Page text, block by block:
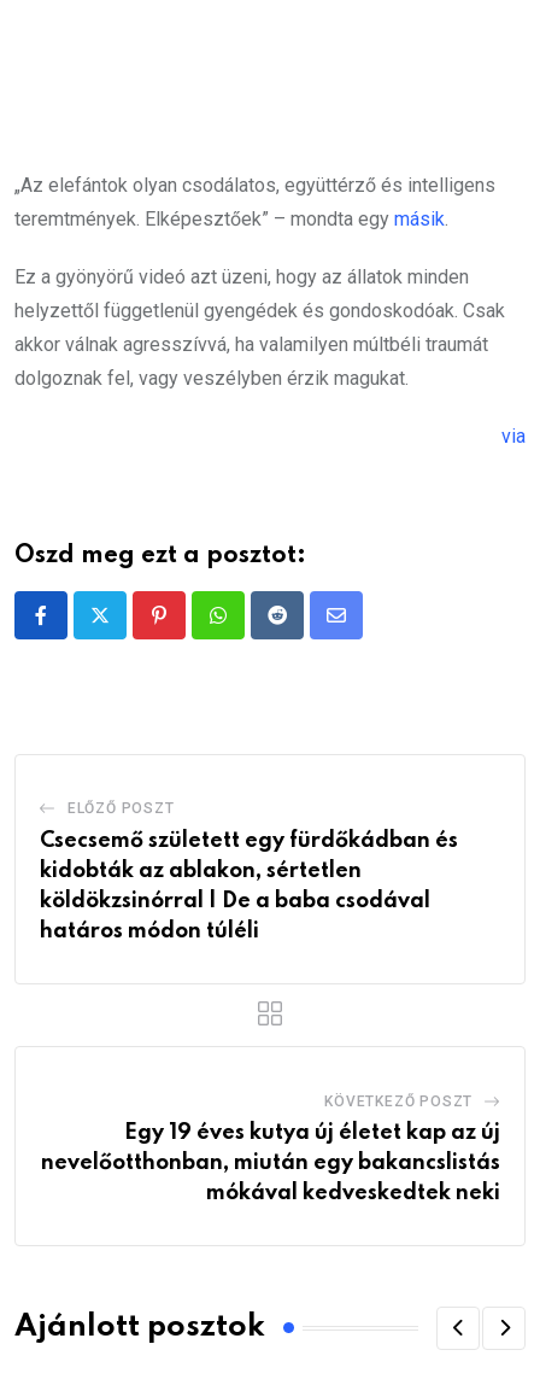
„Az elefántok olyan csodálatos, együttérző és intelligens
teremtmények. Elképesztőek” – mondta egy másik
Ez a gyönyörű videó azt üzeni, hogy az állatok minden
helyzettől függetlenül gyengédek és gondoskodóak. Csak
akkor válnak agresszívvá, ha valamilyen múltbéli traumát
dolgoznak fel, vagy veszélyben érzik magukat.
via
Oszd meg ezt a posztot:
PinterestWhatsappRedditShare
ELŐZŐ POSZT
Csecsemő született egy fürdőkádban és
kidobták az ablakon, sértetlen
köldökzsinórral | De a baba csodával
határos módon túléli
KÖVETKEZŐ POSZT
Egy 19 éves kutya új életet kap az új
nevelőotthonban, miután egy bakancslistás
mókával kedveskedtek neki
Ajánlott posztok